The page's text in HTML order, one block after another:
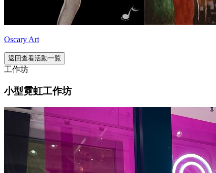
Oscary Art
返回查看活動一覧
工作坊
小型霓虹工作坊